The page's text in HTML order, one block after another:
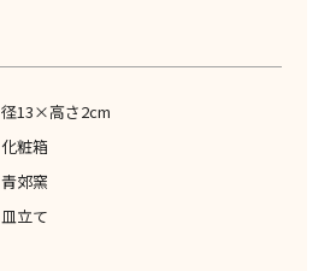
径13×高さ2cm
化粧箱
青郊窯
皿立て